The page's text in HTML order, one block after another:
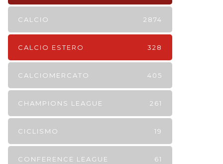
CALCIO 2874
CALCIO ESTERO 328
CALCIOMERCATO 405
CHAMPIONS LEAGUE 261
CICLISMO 19
CONFERENCE LEAGUE 61